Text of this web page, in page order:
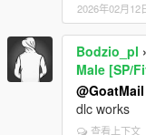
2026年02月12
Bodzio_pl
Male [SP/
@GoatMail
dlc works
查看上下文